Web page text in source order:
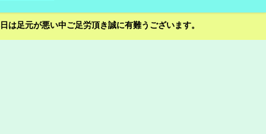
足元が悪い中ご足労頂き誠に有難うございます。